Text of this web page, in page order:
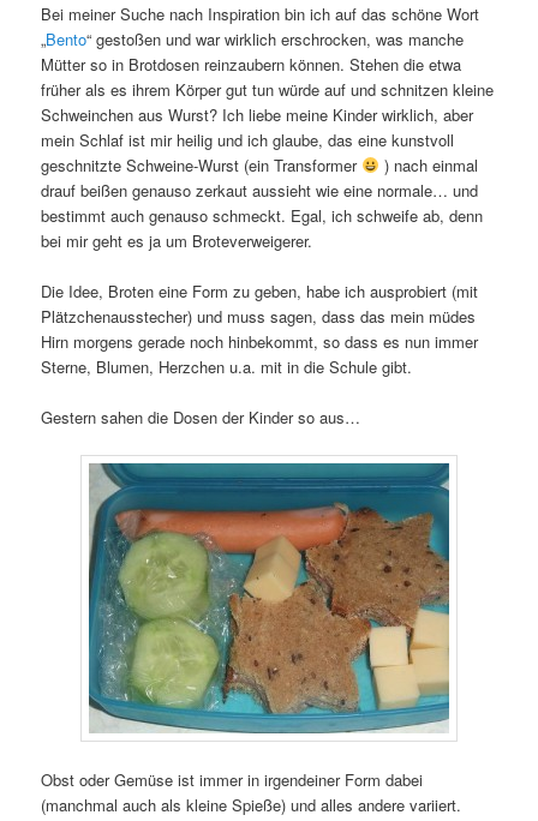
Bei meiner Suche nach Inspiration bin ich auf das schöne Wort
„Bento“ gestoßen und war wirklich erschrocken, was manche
Mütter so in Brotdosen reinzaubern können. Stehen die etwa
früher als es ihrem Körper gut tun würde auf und schnitzen kleine
Schweinchen aus Wurst? Ich liebe meine Kinder wirklich, aber
mein Schlaf ist mir heilig und ich glaube, das eine kunstvoll
geschnitzte Schweine-Wurst (ein Transformer
) nach einmal
drauf beißen genauso zerkaut aussieht wie eine normale… und
bestimmt auch genauso schmeckt. Egal, ich schweife ab, denn
bei mir geht es ja um Broteverweigerer.
Die Idee, Broten eine Form zu geben, habe ich ausprobiert (mit
Plätzchenausstecher) und muss sagen, dass das mein müdes
Hirn morgens gerade noch hinbekommt, so dass es nun immer
Sterne, Blumen, Herzchen u.a. mit in die Schule gibt.
Gestern sahen die Dosen der Kinder so aus…
Obst oder Gemüse ist immer in irgendeiner Form dabei
(manchmal auch als kleine Spieße) und alles andere variiert.